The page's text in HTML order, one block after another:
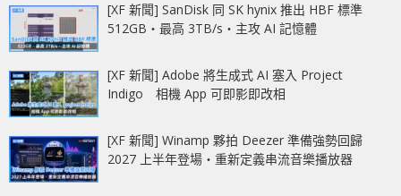
[XF 新聞] SanDisk 同 SK hynix 推出 HBF 標準
512GB‧最高 3TB/s‧主攻 AI 記憶體
[XF 新聞] Adobe 將生成式 AI 塞入 Project
Indigo 相機 App 可即影即改相
[XF 新聞] Winamp 夥拍 Deezer 準備強勢回歸
2027 上半年登場‧重新定義串流音樂播放器